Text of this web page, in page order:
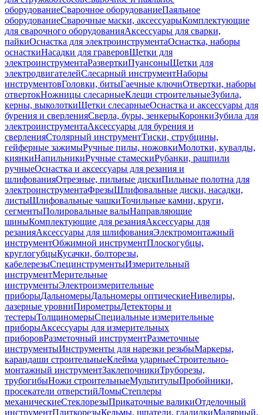
оборудованиеСварочное оборудованиеПаяльное
оборудованиеСварочные маски, аксессуарыКомплектующие
для сварочного оборудованияАксессуары для сварки,
пайкиОснастка для электроинструментаОснастка, наборы
оснасткиНасадки для граверовЩетки для
электроинструментаРазверткиПуансоныЩетки для
электродвигателейСлесарный инструментНаборы
инструментовГоловки, битыГаечные ключиОтвертки, наборы
отвертокНожницы слесарныеКлещи строительныеЗубила,
керны, выколоткиЩетки слесарныеОснастка и аксессуары для
бурения и сверленияСверла, буры, зенкерыКоронкиЗубила для
электроинструментаАксессуары для бурения и
сверленияСтолярный инструментТиски, струбцины,
гейферные зажимыРучные пилы, ножовкиМолотки, кувалды,
киянкиНапильникиРучные стамескиРубанки, рашпили
ручныеОснастка и аксессуары для резания и
шлифованияОтрезные, пильные дискиПильные полотна для
электроинструментаФрезыШлифовальные диски, насадки,
листыШлифовальные чашкиТочильные камни, круги,
сегментыПолировальные валыНаправляющие
шиныКомплектующие для резанияАксессуары для
резанияАксессуары для шлифованияЭлектромонтажный
инструментОбжимной инструментПлоскогубцы,
круглогубцыКусачки, болторезы,
кабелерезыСпецинструментыИзмерительный
инструментМерительные
инструментыЭлектроизмерительные
приборыДальномерыДальномеры оптическиеНивелиры,
лазерные уровниПирометрыДетекторы и
тестерыТолщиномерыСпециальные измерительные
приборыАксессуары для измерительных
приборовРазметочный инструментРазметочные
инструментыИнструменты для нарезки резьбыМаркеры,
карандаши строительныеКлейма ударныеСтроительно-
монтажный инструментЗаклепочникиТруборезы,
трубогибыНожи строительныеМультитулыПробойники,
просекатели отверстийЛомыСтеплеры
механическиеСтеклорезыПрикаточные валикиОтделочный
инструментПлиткорезыКельмы, шпатели, гладилкиМалярный,